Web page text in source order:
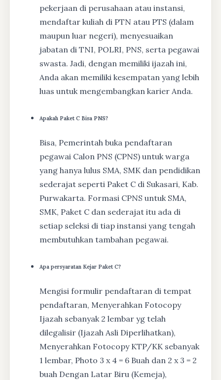
pekerjaan di perusahaan atau instansi,
mendaftar kuliah di PTN atau PTS (dalam
maupun luar negeri), menyesuaikan
jabatan di TNI, POLRI, PNS, serta pegawai
swasta. Jadi, dengan memiliki ijazah ini,
Anda akan memiliki kesempatan yang lebih
luas untuk mengembangkan karier Anda.
Apakah Paket C Bisa PNS?
Bisa, Pemerintah buka pendaftaran
pegawai Calon PNS (CPNS) untuk warga
yang hanya lulus SMA, SMK dan pendidikan
sederajat seperti Paket C di Sukasari, Kab.
Purwakarta. Formasi CPNS untuk SMA,
SMK, Paket C dan sederajat itu ada di
setiap seleksi di tiap instansi yang tengah
membutuhkan tambahan pegawai.
Apa persyaratan Kejar Paket C?
Mengisi formulir pendaftaran di tempat
pendaftaran, Menyerahkan Fotocopy
Ijazah sebanyak 2 lembar yg telah
dilegalisir (Ijazah Asli Diperlihatkan),
Menyerahkan Fotocopy KTP/KK sebanyak
1 lembar, Photo 3 x 4 = 6 Buah dan 2 x 3 = 2
buah Dengan Latar Biru (Kemeja),